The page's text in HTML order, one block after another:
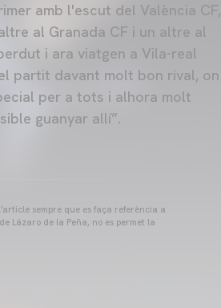
amb l'escut del València CF,
al Granada CF i un altre al
i ara viatgen a Vila-real
partit davant molt bon rival, on
per a tots i alhora molt
guanyar allí”.
sempre que es faça referència a
Lázaro de la Peña, no es permet la